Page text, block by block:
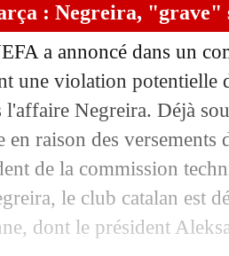
: Negreira, "grave"
a annoncé dans un
une violation potentielle
Negreira. Déjà
en raison des versements
de la commission
le club catalan est
dont le président
immédiat pour
: l'OM à l'affût pour
fini pour
va remplacer Daf
en pole ?